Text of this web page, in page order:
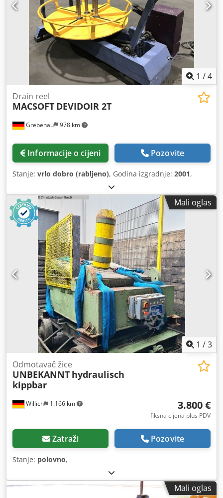
1 /4
Grebenau 978 km
Drain reel
MACSOFT DEVIDOIR 2T
Informacije o cijeni Pozovite
Stanje: vrlo dobro (rabljeno), Godina izgradnje: 2001,
Mali oglas
1 /3
Willich 1.166 km
Odmotavač žice
UNBEKANNT hydraulisch
kippbar
3.800 €
fiksna cijena plus PDV
Zatraži Pozovite
Stanje: polovno,
Mali oglas